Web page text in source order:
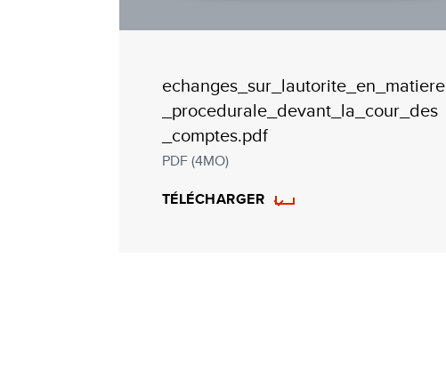
echanges_sur_lautorite_en_matiere
_procedurale_devant_la_cour_des
_comptes.pdf
PDF (4MO)
TÉLÉCHARGER